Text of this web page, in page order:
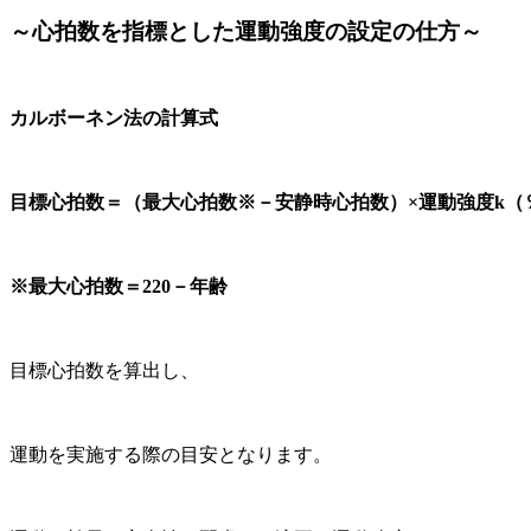
～心拍数を指標とした運動強度の設定の仕方～
カルボーネン法の計算式
目標心拍数＝（最大心拍数※－安静時心拍数）×運動強度k（
※最大心拍数＝220－年齢
目標心拍数を算出し、
運動を実施する際の目安となります。